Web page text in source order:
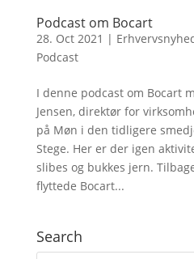
Podcast om Bocart
28. Oct 2021 |
Podcast
I denne podcast om Bocart
Jensen, direktør for
på Møn i den tidligere
Stege. Her er der igen
slibes og bukkes jern.
flyttede Bocart...
Search